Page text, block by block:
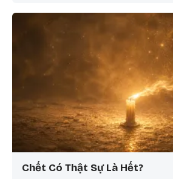
Chết Có Thật Sự Là Hết?